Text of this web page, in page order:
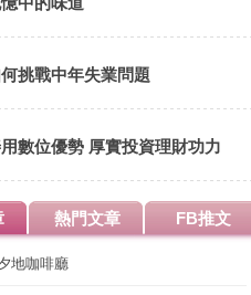
挑戰中年失業問題
數位優勢 厚實投資理財功力
熱門文章 FB推文
地咖啡廳